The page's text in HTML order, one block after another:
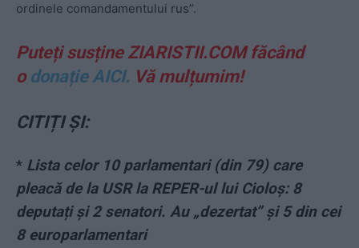
ordinele comandamentului rus”.
Puteți susține ZIARISTII.COM făcând
o donație AICI. Vă mulțumim!
CITIȚI ȘI:
* Lista celor 10 parlamentari (din 79) care
pleacă de la USR la REPER-ul lui Cioloș: 8
deputați și 2 senatori. Au „dezertat” și 5 din cei
8 europarlamentari